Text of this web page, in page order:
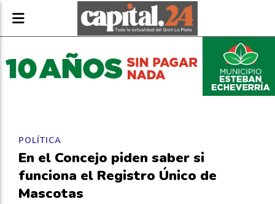
En el Concejo piden saber si
funciona el Registro Único de
Mascotas
POLÍTICA